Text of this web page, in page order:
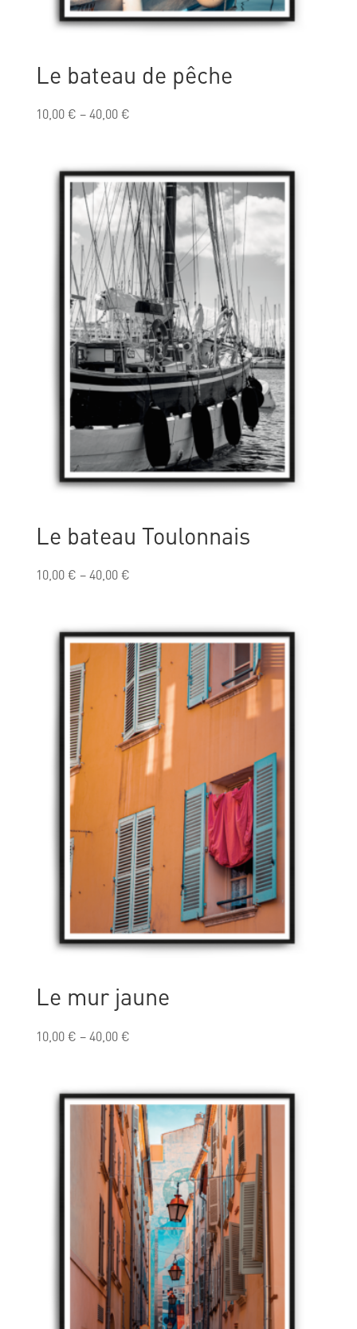
Le bateau de pêche
10,00€ –40,00€
Le bateau Toulonnais
10,00€ –40,00€
Le mur jaune
10,00€ –40,00€